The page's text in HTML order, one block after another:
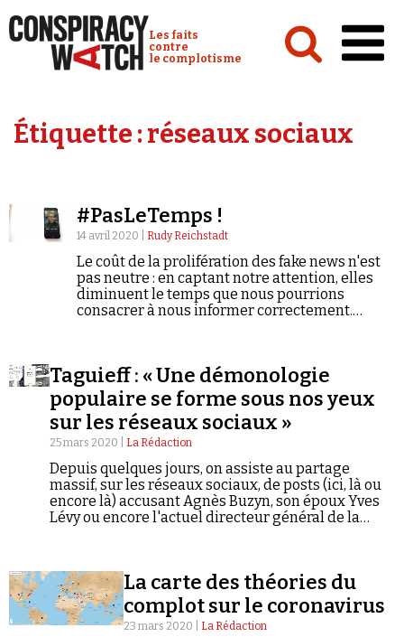
Conspiracy Watch :
Les faits
contre
le complotisme
Analyses
Vidéos
Émissions
Revues de presse
Newsletter
Étiquette :réseaux sociaux
#PasLeTemps !
14 avril 2020 | Rudy Reichstadt
Le coût de la prolifération des fake news n'est
pas neutre : en captant notre attention, elles
diminuent le temps que nous pourrions
consacrer à nous informer correctement.
Taguieff : « Une démonologie
populaire se forme sous nos yeux
sur les réseaux sociaux »
25 mars 2020 | La Rédaction
Depuis quelques jours, on assiste au partage
massif, sur les réseaux sociaux, de posts (ici, là ou
encore là) accusant Agnès Buzyn, son époux Yves
Lévy ou encore l'actuel directeur général de la
comploté pour l'aggraver ou même de l'avoir créée
de toutes pièces. Des montages violemment
antisémites accompagnent cette fièvre
inquisitrice.
La carte des théories du
complot sur le coronavirus
23 mars 2020 | La Rédaction